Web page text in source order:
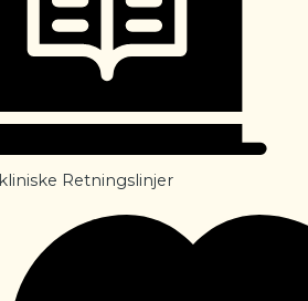
Retningslinjer